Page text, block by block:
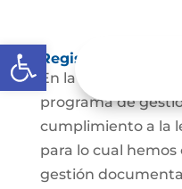
Abrir barra de
Registros de
En la Notaría
programa de
cumplimiento a la
para lo cual
gestión